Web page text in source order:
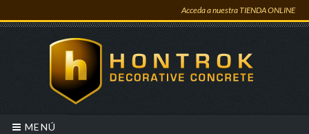
Acceda a nuestra TIENDA ONLINE
MENÚ